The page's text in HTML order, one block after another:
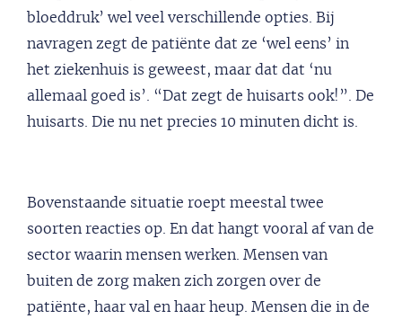
bloeddruk’ wel veel verschillende opties. Bij
navragen zegt de patiënte dat ze ‘wel eens’ in
het ziekenhuis is geweest, maar dat dat ‘nu
allemaal goed is’. “Dat zegt de huisarts ook!”. De
huisarts. Die nu net precies 10 minuten dicht is.
Bovenstaande situatie roept meestal twee
soorten reacties op. En dat hangt vooral af van de
sector waarin mensen werken. Mensen van
buiten de zorg maken zich zorgen over de
patiënte, haar val en haar heup. Mensen die in de